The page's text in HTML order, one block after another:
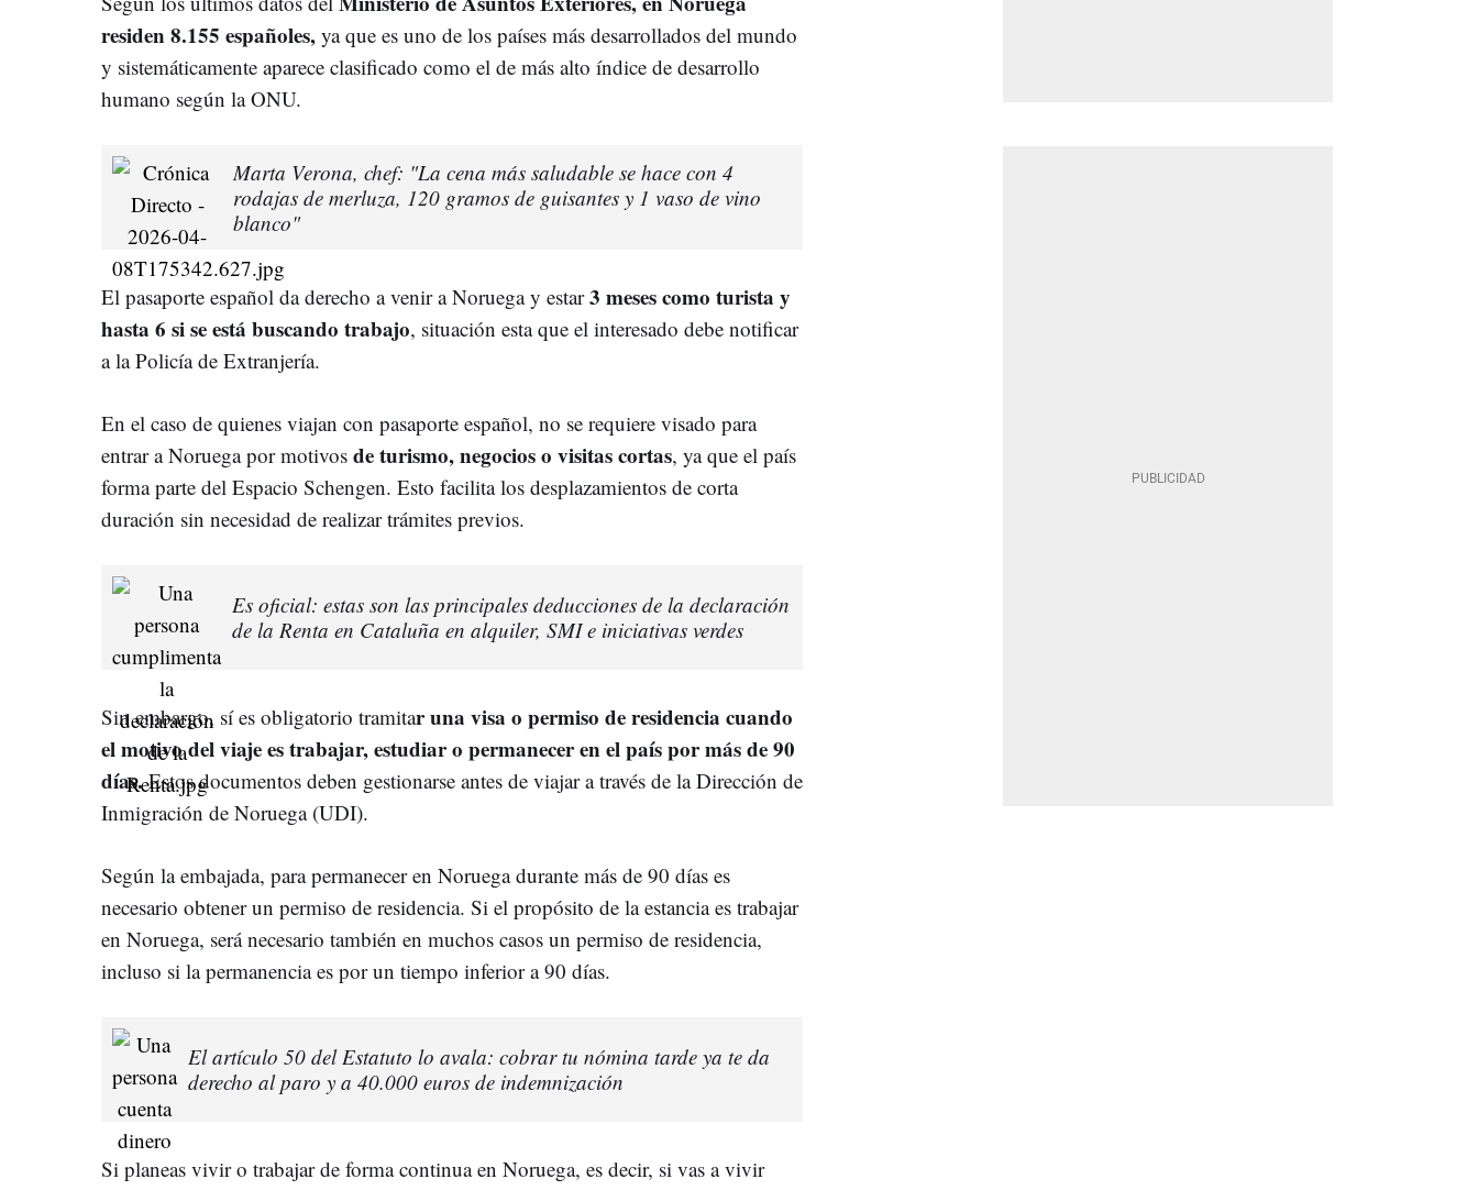
residen 8.155 españoles, ya que es uno de los países más desarrollados del mundo
y sistemáticamente aparece clasificado como el de más alto índice de desarrollo
humano según la ONU.
Marta Verona, chef: "La cena más saludable se hace con 4
rodajas de merluza, 120 gramos de guisantes y 1 vaso de vino
blanco"
El pasaporte español da derecho a venir a Noruega y estar3 meses como turista y
hasta 6 si se está buscando trabajo, situación esta que el interesado debe notificar
a la Policía de Extranjería.
En el caso de quienes viajan con pasaporte español, no se requiere visado para
entrar a Noruega por motivos de turismo, negocios o visitas cortas, ya que el país
forma parte del Espacio Schengen. Esto facilita los desplazamientos de corta
duración sin necesidad de realizar trámites previos.
Es oficial: estas son las principales deducciones de la declaración
de la Renta en Cataluña en alquiler, SMI e iniciativas verdes
Sin embargo, sí es obligatorio tramitar una visa o permiso de residencia cuando
el motivo del viaje es trabajar, estudiar o permanecer en el país por más de 90
días.Estos documentos deben gestionarse antes de viajar a través de la Dirección de
Inmigración de Noruega (UDI).
Según la embajada, para permanecer en Noruega durante más de 90 días es
necesario obtener un permiso de residencia. Si el propósito de la estancia es trabajar
en Noruega, será necesario también en muchos casos un permiso de residencia,
incluso si la permanencia es por un tiempo inferior a 90 días.
El artículo 50 del Estatuto lo avala: cobrar tu nómina tarde ya te da
derecho al paro y a 40.000 euros de indemnización
Si planeas vivir o trabajar de forma continua en Noruega, es decir, si vas a vivir